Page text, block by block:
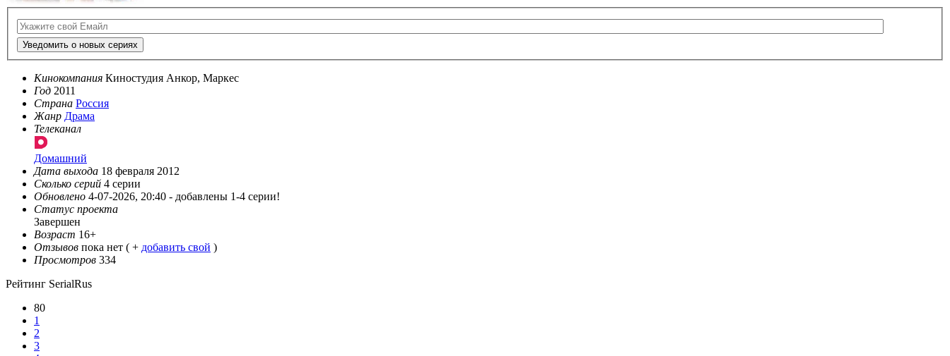
Уведомить о новых сериях
Кинокомпания Киностудия Анкор, Маркес
Год 2011
Страна Россия
Жанр Драма
Телеканал
Домашний
Дата выхода 18 февраля 2012
Сколько серий 4 серии
Обновлено 4-07-2026, 20:40 - добавлены 1-4 серии!
Статус проекта
Завершен
Возраст 16+
Отзывов пока нет ( + добавить свой )
Просмотров 334
Рейтинг SerialRus
80
1
2
3